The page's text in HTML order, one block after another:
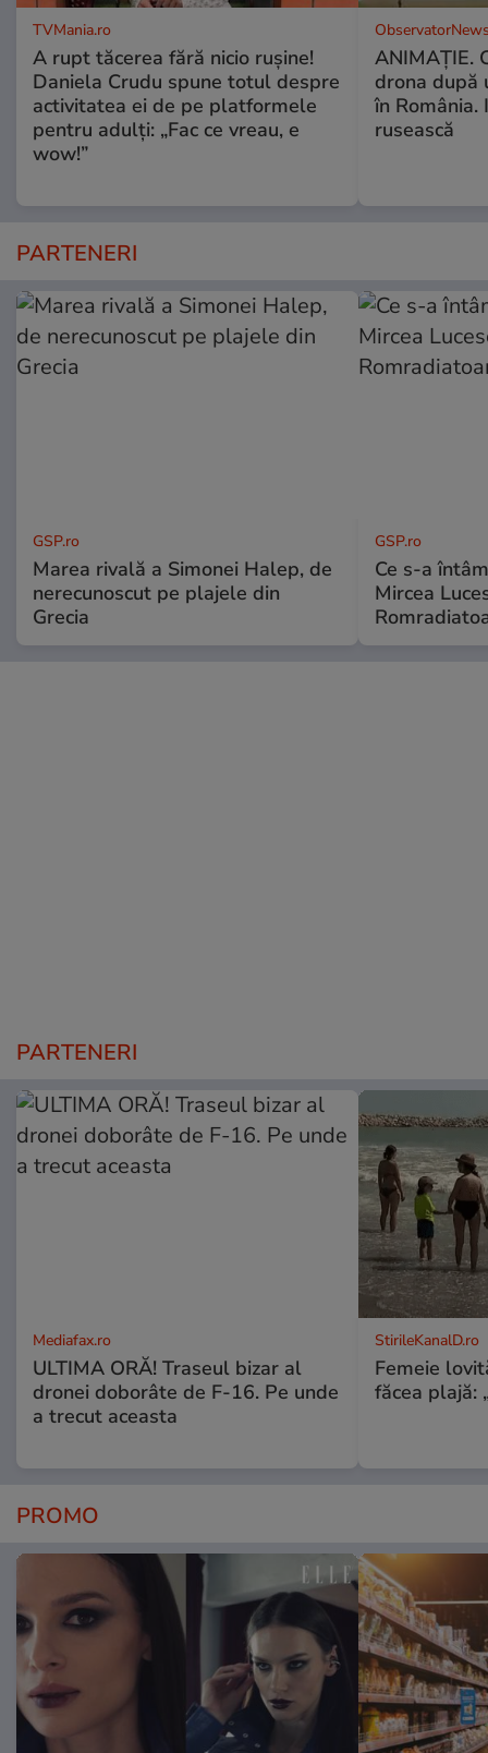
TVMania.ro
A rupt tăcerea fără nicio rușine!
Daniela Crudu spune totul despre
activitatea ei de pe platformele
pentru adulți: „Fac ce vreau, e
wow!”
ANIMAŢIE.
drona după
în România.
rusească
PARTENERI
GSP.ro
Marea rivală a Simonei Halep, de
nerecunoscut pe plajele din
Grecia
GSP.ro
Ce s-a
Mircea
PARTENERI
Mediafax.ro
ULTIMA ORĂ! Traseul bizar al
dronei doborâte de F-16. Pe unde
a trecut aceasta
StirileKanalD.ro
Femeie
făcea plajă:
PROMO